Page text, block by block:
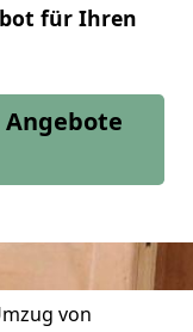
für Ihren
von